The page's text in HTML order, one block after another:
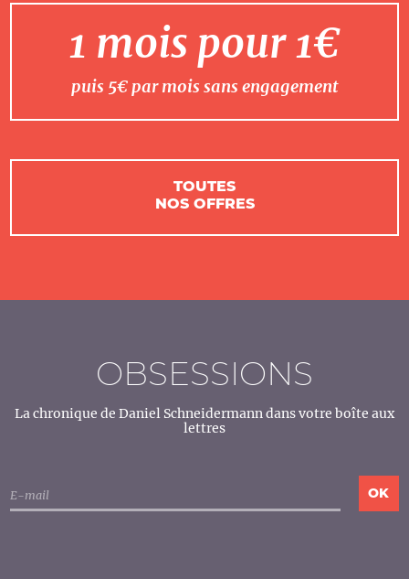
1 mois pour 1€
puis 5€ par mois sans engagement
TOUTES
NOS OFFRES
OBSESSIONS
La chronique de Daniel Schneidermann dans votre boîte aux
lettres